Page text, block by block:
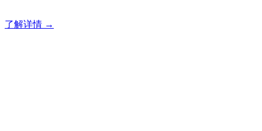
了解详情 →